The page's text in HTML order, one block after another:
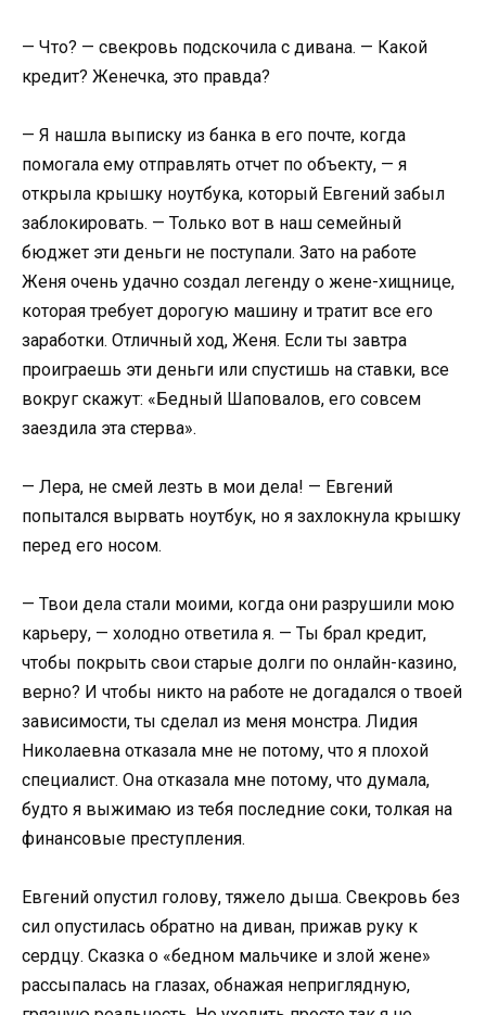
— Что? — свекровь подскочила с дивана. — Какой
кредит? Женечка, это правда?
— Я нашла выписку из банка в его почте, когда
помогала ему отправлять отчет по объекту, — я
открыла крышку ноутбука, который Евгений забыл
заблокировать. — Только вот в наш семейный
бюджет эти деньги не поступали. Зато на работе
Женя очень удачно создал легенду о жене-хищнице,
которая требует дорогую машину и тратит все его
заработки. Отличный ход, Женя. Если ты завтра
проиграешь эти деньги или спустишь на ставки, все
вокруг скажут: «Бедный Шаповалов, его совсем
заездила эта стерва».
— Лера, не смей лезть в мои дела! — Евгений
попытался вырвать ноутбук, но я захлокнула крышку
перед его носом.
— Твои дела стали моими, когда они разрушили мою
карьеру, — холодно ответила я. — Ты брал кредит,
чтобы покрыть свои старые долги по онлайн-казино,
верно? И чтобы никто на работе не догадался о твоей
зависимости, ты сделал из меня монстра. Лидия
Николаевна отказала мне не потому, что я плохой
специалист. Она отказала мне потому, что думала,
будто я выжимаю из тебя последние соки, толкая на
финансовые преступления.
Евгений опустил голову, тяжело дыша. Свекровь без
сил опустилась обратно на диван, прижав руку к
сердцу. Сказка о «бедном мальчике и злой жене»
рассыпалась на глазах, обнажая неприглядную,